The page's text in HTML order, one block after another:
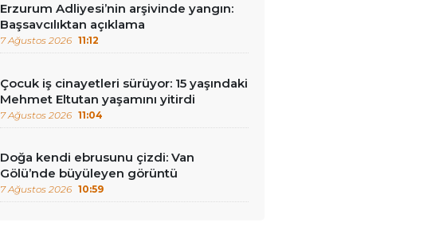
Erzurum Adliyesi’nin arşivinde yangın:
Başsavcılıktan açıklama
7 Ağustos 2026 11:12
Çocuk iş cinayetleri sürüyor: 15 yaşındaki
Mehmet Eltutan yaşamını yitirdi
7 Ağustos 2026 11:04
Doğa kendi ebrusunu çizdi: Van
Gölü’nde büyüleyen görüntü
7 Ağustos 2026 10:59